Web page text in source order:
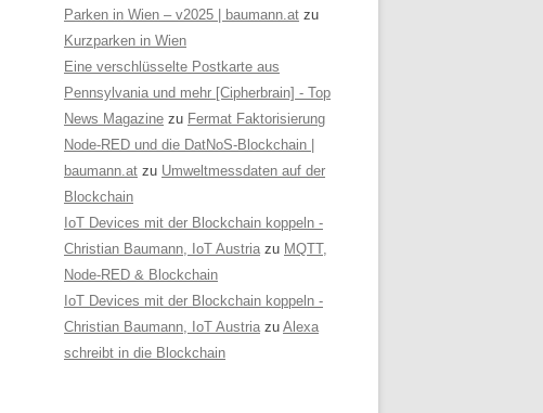
Parken in Wien – v2025 | baumann.at zu
Kurzparken in Wien
Eine verschlüsselte Postkarte aus
Pennsylvania und mehr [Cipherbrain] - Top
News Magazine zu Fermat Faktorisierung
Node-RED und die DatNoS-Blockchain |
baumann.at zu Umweltmessdaten auf der
Blockchain
IoT Devices mit der Blockchain koppeln -
Christian Baumann, IoT Austria zu MQTT,
Node-RED & Blockchain
IoT Devices mit der Blockchain koppeln -
Christian Baumann, IoT Austria zu Alexa
schreibt in die Blockchain